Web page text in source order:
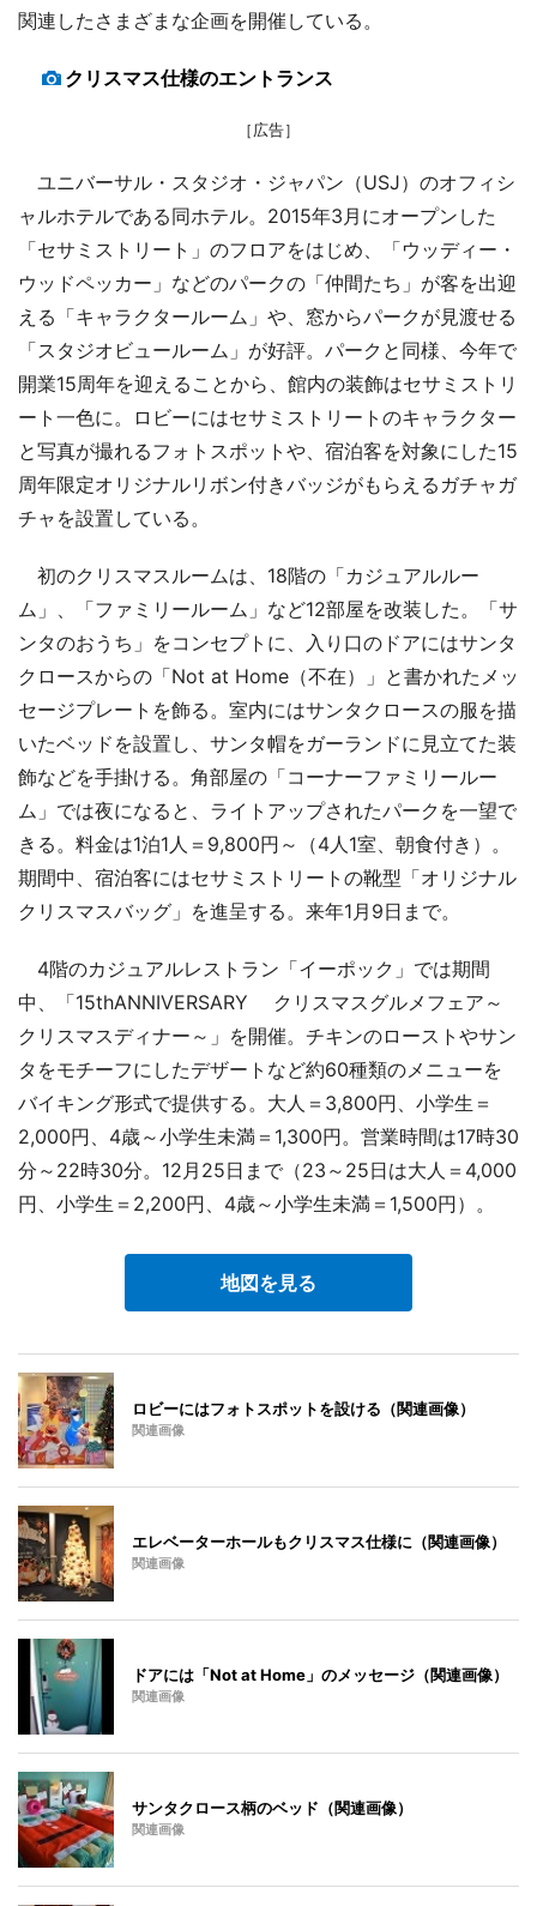
関連したさまざまな企画を開催している。
クリスマス仕様のエントランス
［広告］
ユニバーサル・スタジオ・ジャパン（USJ）のオフィシ
ャルホテルである同ホテル。2015年3月にオープンした
「セサミストリート」のフロアをはじめ、「ウッディー・
ウッドペッカー」などのパークの「仲間たち」が客を出迎
える「キャラクタールーム」や、窓からパークが見渡せる
「スタジオビュールーム」が好評。パークと同様、今年で
開業15周年を迎えることから、館内の装飾はセサミストリ
ート一色に。ロビーにはセサミストリートのキャラクター
と写真が撮れるフォトスポットや、宿泊客を対象にした15
周年限定オリジナルリボン付きバッジがもらえるガチャガ
チャを設置している。
初のクリスマスルームは、18階の「カジュアルルー
ム」、「ファミリールーム」など12部屋を改装した。「サ
ンタのおうち」をコンセプトに、入り口のドアにはサンタ
クロースからの「Not at Home（不在）」と書かれたメッ
セージプレートを飾る。室内にはサンタクロースの服を描
いたベッドを設置し、サンタ帽をガーランドに見立てた装
飾などを手掛ける。角部屋の「コーナーファミリールー
ム」では夜になると、ライトアップされたパークを一望で
きる。料金は1泊1人＝9,800円～（4人1室、朝食付き）。
期間中、宿泊客にはセサミストリートの靴型「オリジナル
クリスマスバッグ」を進呈する。来年1月9日まで。
4階のカジュアルレストラン「イーポック」では期間
中、「15thANNIVERSARY クリスマスグルメフェア～
クリスマスディナー～」を開催。チキンのローストやサン
タをモチーフにしたデザートなど約60種類のメニューを
バイキング形式で提供する。大人＝3,800円、小学生＝
2,000円、4歳～小学生未満＝1,300円。営業時間は17時30
分～22時30分。12月25日まで（23～25日は大人＝4,000
円、小学生＝2,200円、4歳～小学生未満＝1,500円）。
地図を見る
ロビーにはフォトスポットを設ける（関連画像）
関連画像
エレベーターホールもクリスマス仕様に（関連画像）
関連画像
ドアには「Not at Home」のメッセージ（関連画像）
関連画像
サンタクロース柄のベッド（関連画像）
関連画像